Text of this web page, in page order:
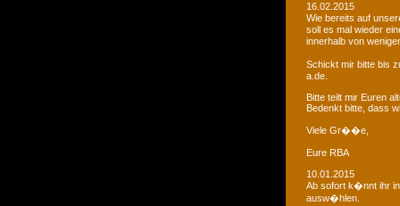
16.02.2015
Wie bereits auf
soll es mal wieder
innerhalb von
Schickt mir bitte bis
a.de.
Bitte teilt mir Euren
Bedenkt bitte, dass
Viele Gr��e,
Eure RBA
10.01.2015
Ab sofort k�nnt ihr
ausw�hlen.